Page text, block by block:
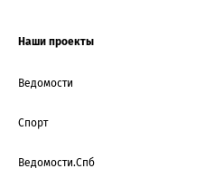
Наши проекты
Ведомости
Спорт
Ведомости.Спб